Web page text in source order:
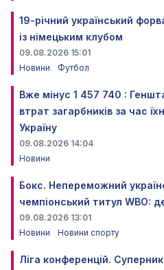
19-річний український
із німецьким клубом
09.08.2026 15:01
Новини
Футбол
Вже мінус 1 457 740 :
втрат загарбників за час
Україну
09.08.2026 14:04
Новини
Бокс. Непереможний
чемпіонський титул WBO:
09.08.2026 13:01
Новини
Новини спорту
Ліга конференцій.